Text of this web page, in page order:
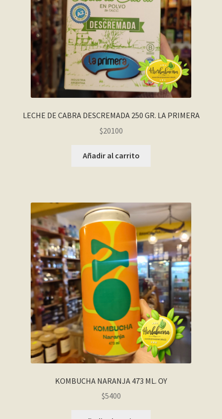
LECHE DE CABRA DESCREMADA 250 GR. LA PRIMERA
$20100
Añadir al carrito
KOMBUCHA NARANJA 473 ML. OY
$5400